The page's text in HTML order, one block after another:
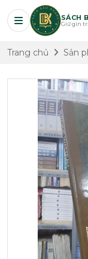
SÁCH
Giữ gìn
Trang chủ Sản